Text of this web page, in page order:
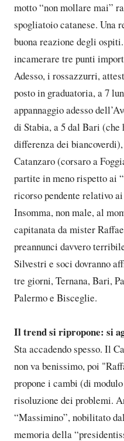
motto “non mollare mai”
spogliatoio catanese. Una
buona reazione degli
incamerare tre punti
Adesso, i rossazzurri,
posto in graduatoria, a 7
appannaggio adesso
di Stabia, a 5 dal Bari
differenza dei
Catanzaro (corsaro a
partite in meno rispetto ai
ricorso pendente relativo
Insomma, non male, al
capitanata da mister
preannunci davvero
Silvestri e soci dovranno
tre giorni, Ternana, Bari,
Palermo e Bisceglie.
Il trend si ripropone: si
Sta accadendo spesso. Il
non va benissimo, poi
propone i cambi (di
risoluzione dei problemi.
“Massimino”, nobilitato
memoria della